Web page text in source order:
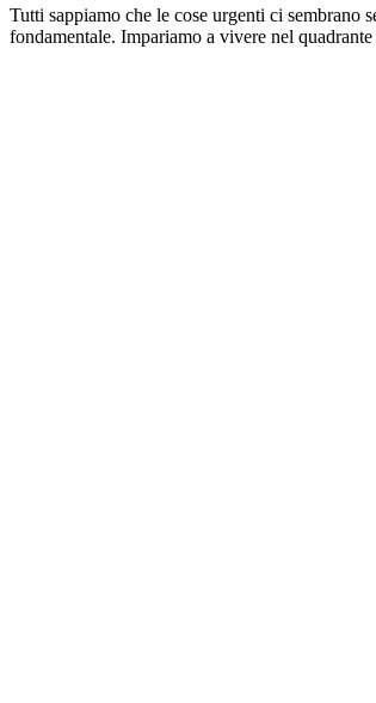
durante
la
Tutti sappiamo che le cose urgenti ci sembrano
fondamentale. Impariamo a vivere nel